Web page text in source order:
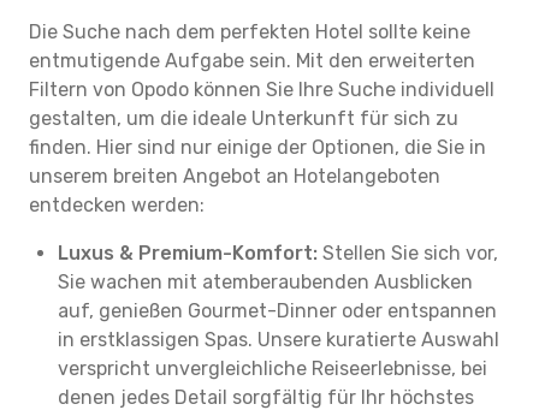
Die Suche nach dem perfekten Hotel sollte keine
entmutigende Aufgabe sein. Mit den erweiterten
Filtern von Opodo können Sie Ihre Suche individuell
gestalten, um die ideale Unterkunft für sich zu
finden. Hier sind nur einige der Optionen, die Sie in
unserem breiten Angebot an Hotelangeboten
entdecken werden:
Luxus & Premium-Komfort: Stellen Sie sich vor,
Sie wachen mit atemberaubenden Ausblicken
auf, genießen Gourmet-Dinner oder entspannen
in erstklassigen Spas. Unsere kuratierte Auswahl
verspricht unvergleichliche Reiseerlebnisse, bei
denen jedes Detail sorgfältig für Ihr höchstes